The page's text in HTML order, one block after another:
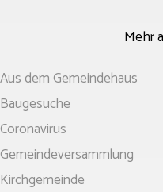
Mehr
Aus dem Gemeindehaus
Baugesuche
Coronavirus
Gemeinde­­versammlung
Kirchgemeinde